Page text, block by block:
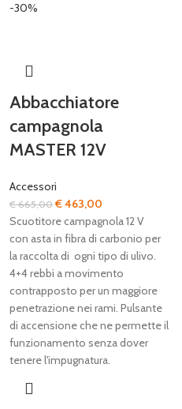
-30%
Abbacchiatore
campagnola
MASTER 12V
Accessori
€665,00Il
prezzo
originale
era:
€ 665,00.
€463,00
prezzo
attuale
è:
€ 463,00.
Scuotitore campagnola 12 V
con asta in fibra di carbonio per
la raccolta di ogni tipo di ulivo.
4+4 rebbi a movimento
contrapposto per un maggiore
penetrazione nei rami. Pulsante
di accensione che ne permette il
funzionamento senza dover
tenere l'impugnatura.